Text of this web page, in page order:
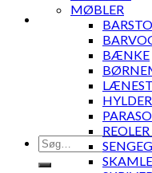
Søg
efter:
MØBLER
BÆNKE
HYLDER